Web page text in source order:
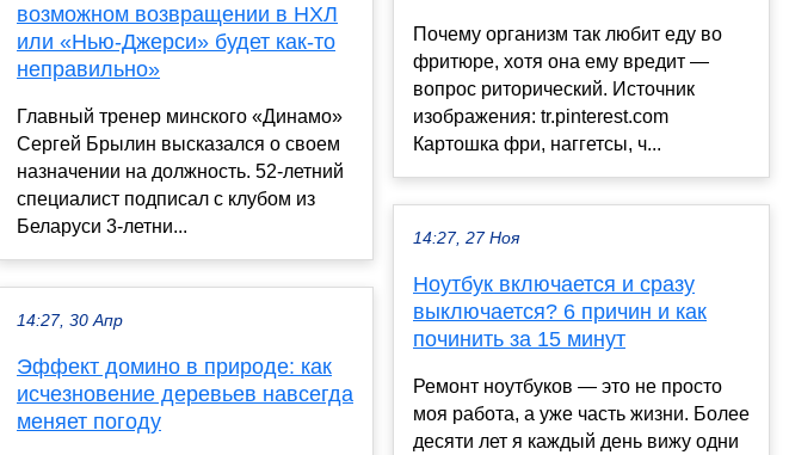
возможном возвращении в НХЛ
или «Нью-Джерси» будет как-то
неправильно»
Главный тренер минского «Динамо»
Сергей Брылин высказался о своем
назначении на должность. 52-летний
специалист подписал с клубом из
Беларуси 3-летни...
14:27, 30 Апр
Эффект домино в природе: как
исчезновение деревьев навсегда
меняет погоду
Почему организм так любит еду во
фритюре, хотя она ему вредит —
вопрос риторический. Источник
изображения: tr.pinterest.com
Картошка фри, наггетсы, ч...
14:27, 27 Ноя
Ноутбук включается и сразу
выключается? 6 причин и как
починить за 15 минут
Ремонт ноутбуков — это не просто
моя работа, а уже часть жизни. Более
десяти лет я каждый день вижу одни